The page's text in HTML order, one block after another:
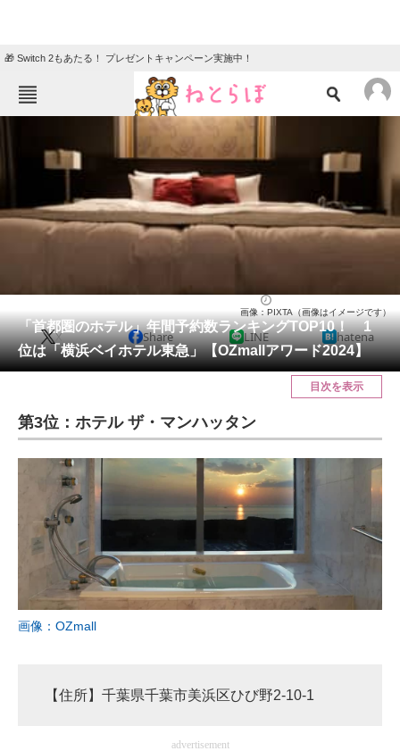
🎁 Switch 2もあたる！ プレゼントキャンペーン実施中！
ニュース
クイズ
グルメ 地域
会員記事
メディア
ITの今と未来を見通す
スマホと通信の最新トレンド
進化するPCとデバイスの未来
好きが集まる 比べて選べる
ビジネスと働き方のヒント
AI活用のいまが分かる
経営リーダーのコミュニティ
マーケ×ITの今がよく分かる
「首都圏のホテル」年間予約数ランキングTOP10！ 1
位は「横浜ベイホテル東急」【OZmallアワード2024】
画像：PIXTA（画像はイメージです）
X Share LINE hatena
目次を表示
第3位：ホテル ザ・マンハッタン
画像：OZmall
【住所】千葉県千葉市美浜区ひび野2-10-1
advertisement